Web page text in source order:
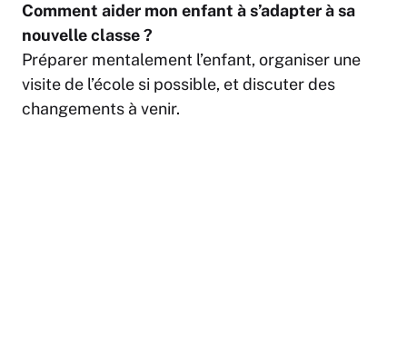
Comment aider mon enfant à s’adapter à sa
nouvelle classe ?
Préparer mentalement l’enfant, organiser une
visite de l’école si possible, et discuter des
changements à venir.